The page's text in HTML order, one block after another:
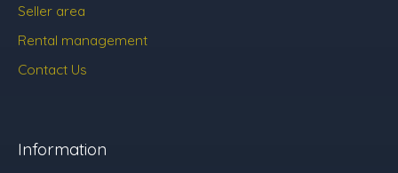
Seller area
Rental management
Contact Us
Information